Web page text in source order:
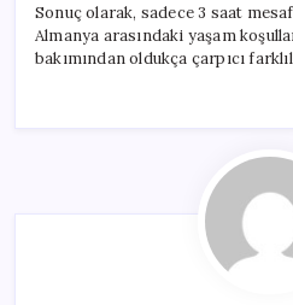
Sonuç olarak, sadece 3 saat
Almanya arasındaki yaşam
bakımından oldukça çarpıcı